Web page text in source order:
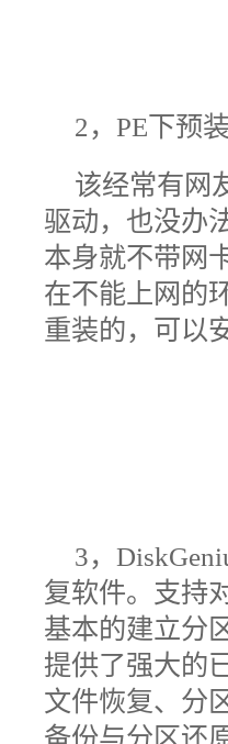
2，PE下预
该经常有网
驱动，也没办
本身就不带网
在不能上网的
重装的，可以
3，
复软件。支持
基本的建立分
提供了强大的
文件恢复、分
备份与分区还